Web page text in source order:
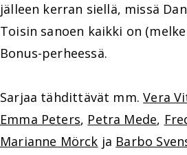
jälleen kerran siellä, missä
Toisin sanoen kaikki on
Bonus-perheessä.
Sarjaa tähdittävät mm.Vera
Emma Peters, Petra Mede,
Marianne Mörck ja Barbo